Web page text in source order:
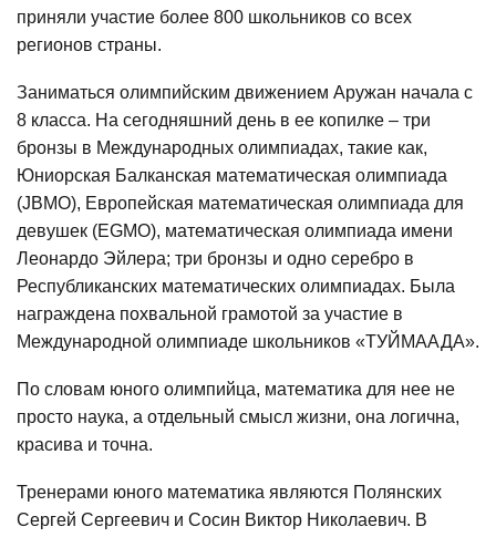
приняли участие более 800 школьников со всех
регионов страны.
Заниматься олимпийским движением Аружан начала с
8 класса. На сегодняшний день в ее копилке – три
бронзы в Международных олимпиадах, такие как,
Юниорская Балканская математическая олимпиада
(JBMO), Европейская математическая олимпиада для
девушек (EGMO), математическая олимпиада имени
Леонардо Эйлера; три бронзы и одно серебро в
Республиканских математических олимпиадах. Была
награждена похвальной грамотой за участие в
Международной олимпиаде школьников «ТУЙМААДА».
По словам юного олимпийца, математика для нее не
просто наука, а отдельный смысл жизни, она логична,
красива и точна.
Тренерами юного математика являются Полянских
Сергей Сергеевич и Сосин Виктор Николаевич. В